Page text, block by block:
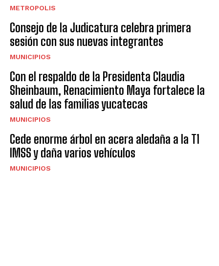
METROPOLIS
Consejo de la Judicatura celebra primera
sesión con sus nuevas integrantes
MUNICIPIOS
Con el respaldo de la Presidenta Claudia
Sheinbaum, Renacimiento Maya fortalece la
salud de las familias yucatecas
MUNICIPIOS
Cede enorme árbol en acera aledaña a la T1
IMSS y daña varios vehículos
MUNICIPIOS